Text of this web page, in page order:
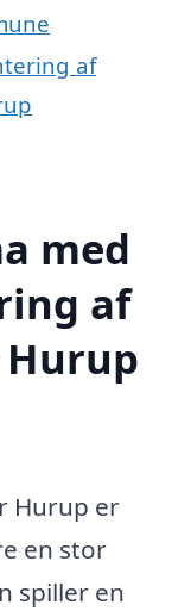
af
med
af
Hurup er
en stor
spiller en